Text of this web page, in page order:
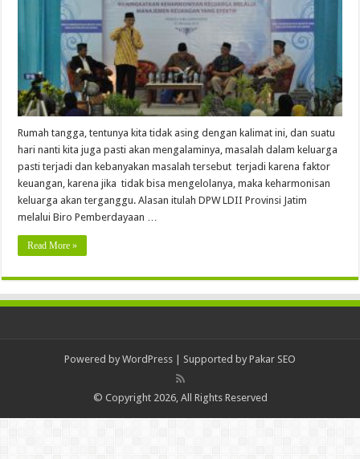
Rumah tangga, tentunya kita tidak asing dengan kalimat ini, dan suatu
hari nanti kita juga pasti akan mengalaminya, masalah dalam keluarga
pasti terjadi dan kebanyakan masalah tersebut terjadi karena faktor
keuangan, karena jika tidak bisa mengelolanya, maka keharmonisan
keluarga akan terganggu. Alasan itulah DPW LDII Provinsi Jatim
melalui Biro Pemberdayaan …
Read More »
Powered by WordPress | Supported by Pakar SEO
© Copyright 2026, All Rights Reserved